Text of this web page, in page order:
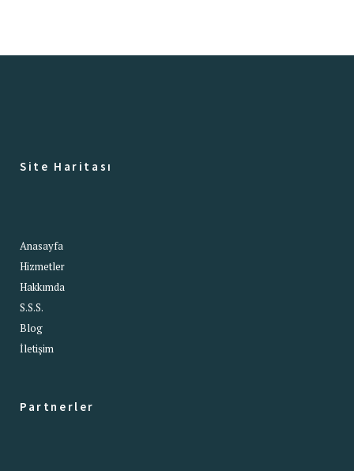
Site Haritası
Anasayfa
Hizmetler
Hakkımda
S.S.S.
Blog
İletişim
Partnerler